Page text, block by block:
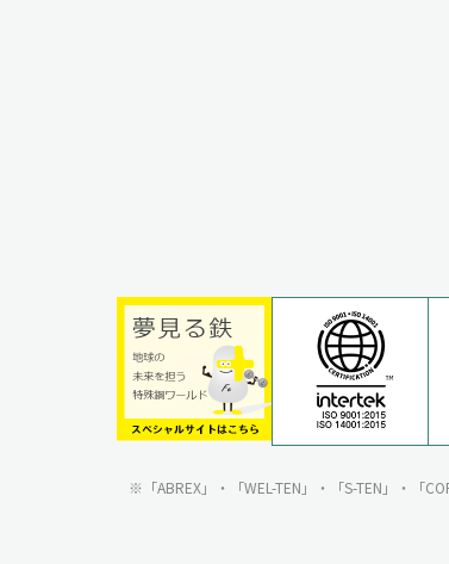
「ABREX」・「WEL-TEN」・「S-TEN」・「